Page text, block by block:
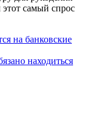
самый спрос
на банковские
находиться